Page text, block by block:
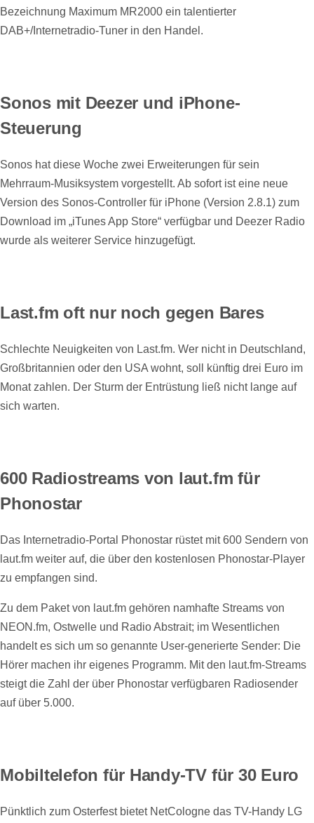
Bezeichnung Maximum MR2000 ein talentierter
DAB+/Internetradio-Tuner in den Handel.
Sonos mit Deezer und iPhone-
Steuerung
Sonos hat diese Woche zwei Erweiterungen für sein
Mehrraum-Musiksystem vorgestellt. Ab sofort ist eine neue
Version des Sonos-Controller für iPhone (Version 2.8.1) zum
Download im „iTunes App Store“ verfügbar und Deezer Radio
wurde als weiterer Service hinzugefügt.
Last.fm oft nur noch gegen Bares
Schlechte Neuigkeiten von Last.fm. Wer nicht in Deutschland,
Großbritannien oder den USA wohnt, soll künftig drei Euro im
Monat zahlen. Der Sturm der Entrüstung ließ nicht lange auf
sich warten.
600 Radiostreams von laut.fm für
Phonostar
Das Internetradio-Portal Phonostar rüstet mit 600 Sendern von
laut.fm weiter auf, die über den kostenlosen Phonostar-Player
zu empfangen sind.
Zu dem Paket von laut.fm gehören namhafte Streams von
NEON.fm, Ostwelle und Radio Abstrait; im Wesentlichen
handelt es sich um so genannte User-generierte Sender: Die
Hörer machen ihr eigenes Programm. Mit den laut.fm-Streams
steigt die Zahl der über Phonostar verfügbaren Radiosender
auf über 5.000.
Mobiltelefon für Handy-TV für 30 Euro
Pünktlich zum Osterfest bietet NetCologne das TV-Handy LG